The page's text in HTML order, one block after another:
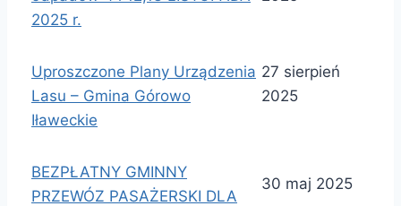
2025 r.
Uproszczone Plany Urządzenia
Lasu – Gmina Górowo
Iławeckie
27 sierpień
2025
BEZPŁATNY GMINNY
PRZEWÓZ PASAŻERSKI DLA
30 maj 2025